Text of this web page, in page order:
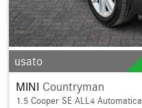
usato
MINI Countryman
1.5 Cooper SE ALL4 Automatica